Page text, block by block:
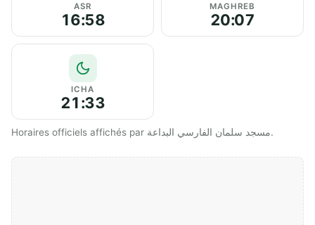
ASR
16:58
MAGHREB
20:07
ICHA
21:33
Horaires officiels affichés par مسجد سلمان الفارسي البداعة.